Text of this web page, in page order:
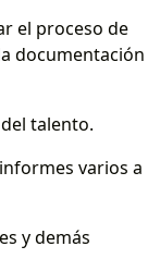
el proceso de
documentación
talento.
varios a
y demás